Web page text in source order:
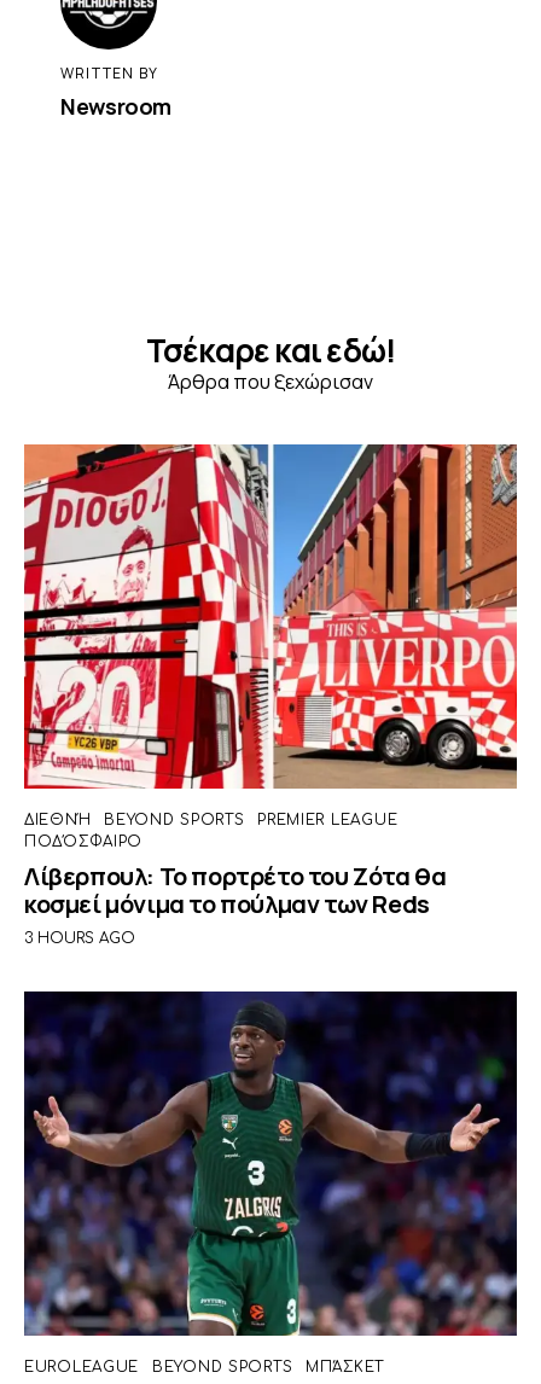
WRITTEN BY
Newsroom
Τσέκαρε και εδώ!
Άρθρα που ξεχώρισαν
ΔΙΕΘΝΉ BEYOND SPORTS
PREMIER LEAGUE
ΠΟΔΌΣΦΑΙΡΟ
Λίβερπουλ: Το πορτρέτο του Ζότα θα
κοσμεί μόνιμα το πούλμαν των Reds
3 HOURS AGO
EUROLEAGUE BEYOND SPORTS ΜΠΆΣΚΕΤ